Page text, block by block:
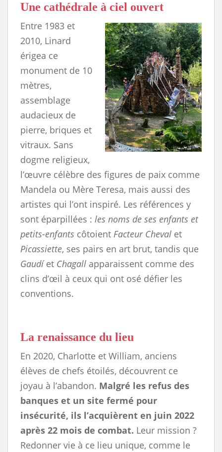
Une cathédrale à ciel ouvert
Entre 1983 et
2010, Linard
érigea ce
monument de 10
mètres,
assemblage
audacieux de
pierre, briques et
vitraux. Sans
dogme religieux,
l’œuvre célèbre des figures de paix comme
Mandela ou Mère Teresa, mais aussi des
artistes qui l’ont inspiré. Les références y
sont éparpillées : les noms de ses enfants et
petits-enfants côtoient Facteur Cheval et
Picassiette, ses pairs en art brut, tandis que
Gaudíet Chagall apparaissent comme des
clins d’œil à ceux qui ont osé défier les
conventions.
La renaissance du lieu
En 2020, Charlotte et William, anciens
élèves de chefs étoilés, découvrent ce
joyau à l’abandon. Malgré les refus des
banques et un site fermé pour
insécurité, ils l’acquièrent en juin 2022
après 22 mois de combat. Leur mission ?
Redonner vie à ce lieu unique, comme le